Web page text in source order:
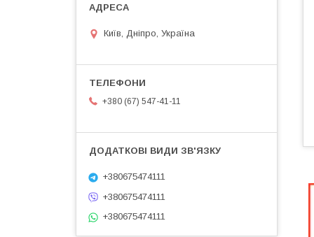
Київ, Дніпро, Україна
+380 (67) 547-41-11
+380675474111
+380675474111
+380675474111